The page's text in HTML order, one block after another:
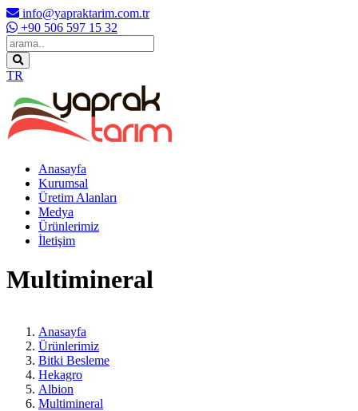
info@yapraktarim.com.tr
+90 506 597 15 32
TR
Anasayfa
Kurumsal
Üretim Alanları
Medya
Ürünlerimiz
İletişim
Multimineral
Anasayfa
Ürünlerimiz
Bitki Besleme
Hekagro
Albion
Multimineral